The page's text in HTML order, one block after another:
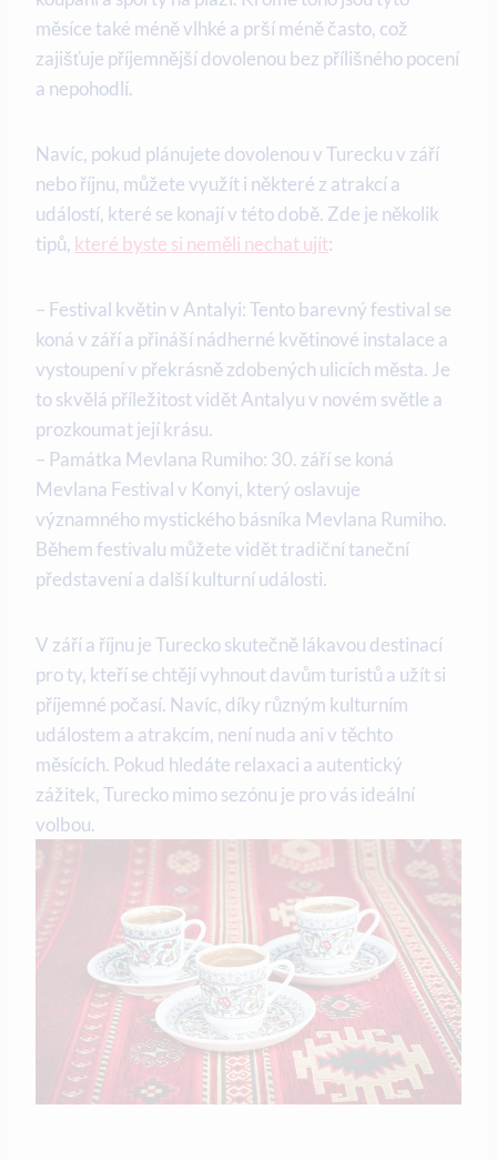
měsíce také méně vlhké a prší méně často, což
zajišťuje příjemnější dovolenou bez přílišného pocení
a nepohodlí.
Navíc, pokud plánujete dovolenou v Turecku v září
nebo říjnu, můžete využít i některé z atrakcí a
událostí, které se konají v této době. Zde je několik
tipů, které byste si neměli nechat ujít:
– Festival květin v Antalyi: Tento barevný festival se
koná v září a přináší nádherné květinové instalace a
vystoupení v překrásně zdobených ulicích města. Je
to skvělá příležitost vidět Antalyu v novém světle a
prozkoumat její krásu.
– Památka Mevlana Rumiho: 30. září se koná
Mevlana Festival v Konyi, který oslavuje
významného mystického básníka Mevlana Rumiho.
Během festivalu můžete vidět tradiční taneční
představení a další kulturní události.
V září a říjnu je Turecko skutečně lákavou destinací
pro ty, kteří se chtějí vyhnout davům turistů a užít si
příjemné počasí. Navíc, díky různým kulturním
událostem a atrakcím, není nuda ani v těchto
měsících. Pokud hledáte relaxaci a autentický
zážitek, Turecko mimo sezónu je pro vás ideální
volbou.